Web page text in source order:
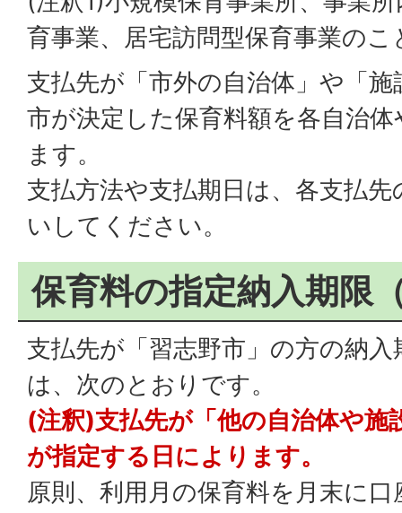
育事業、居宅訪問型保育事業の
支払先が「市外の自治体」や「
市が決定した保育料額を各自治
ます。
支払方法や支払期日は、各支払
いしてください。
保育料の指定納入期限
支払先が「習志野市」の方の納
は、次のとおりです。
(注釈)支払先が「他の自治体や施
が指定する日によります。
原則、利用月の保育料を月末に